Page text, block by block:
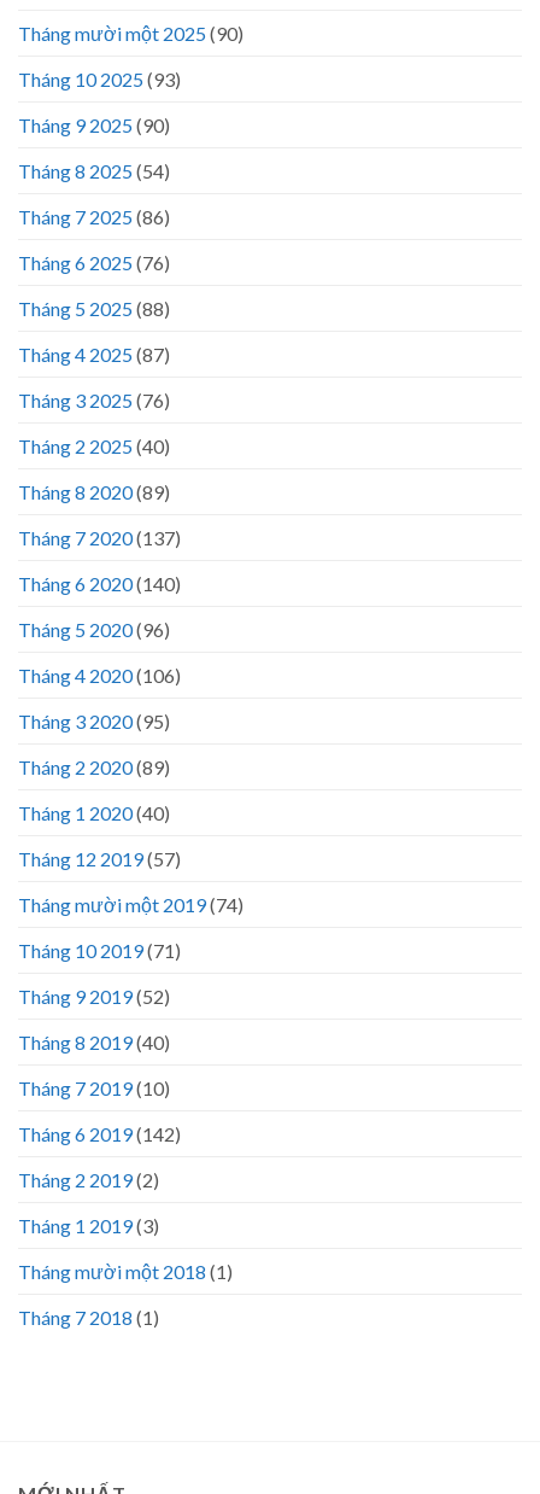
Tháng mười một 2025(90)
Tháng 10 2025(93)
Tháng 9 2025(90)
Tháng 8 2025(54)
Tháng 7 2025(86)
Tháng 6 2025(76)
Tháng 5 2025(88)
Tháng 4 2025(87)
Tháng 3 2025(76)
Tháng 2 2025(40)
Tháng 8 2020(89)
Tháng 7 2020(137)
Tháng 6 2020(140)
Tháng 5 2020(96)
Tháng 4 2020(106)
Tháng 3 2020(95)
Tháng 2 2020(89)
Tháng 1 2020(40)
Tháng 12 2019(57)
Tháng mười một 2019(74)
Tháng 10 2019(71)
Tháng 9 2019(52)
Tháng 8 2019(40)
Tháng 7 2019(10)
Tháng 6 2019(142)
Tháng 2 2019(2)
Tháng 1 2019(3)
Tháng mười một 2018 (1)
Tháng 7 2018 (1)